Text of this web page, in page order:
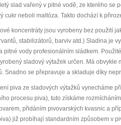
slad vařený v pitné vodě, ze kterého se
cukr neboli maltóza. Takto dochází k
koncentráty jsou vyrobeny bez použití
stabilizátorů, barviv atd.) Sladina je
pitné vody profesionálním sládkem.
sladový výtažek určen. Má
Snadno se přepravuje a skladuje díky
piva ze sladových výtažků vynecháme
procesu piva), tuto získáme
přidáním pivovarských kvasnic a
již probíhají standardním způsobem v